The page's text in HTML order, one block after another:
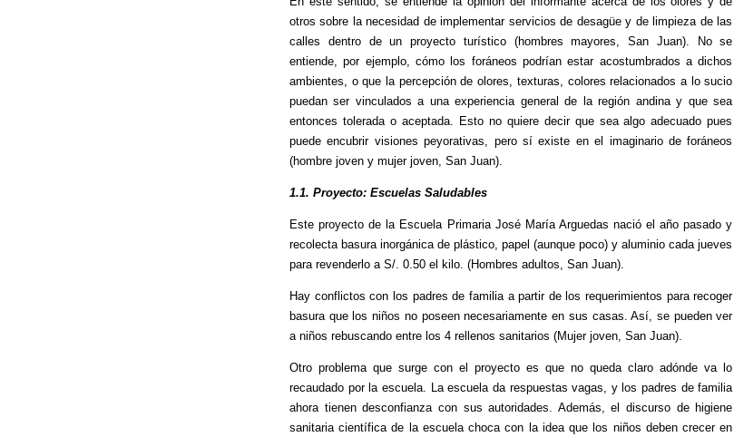
otros sobre la necesidad de implementar servicios de desagüe y de limpieza de las
calles dentro de un proyecto turístico (hombres mayores, San Juan). No se
entiende, por ejemplo, cómo los foráneos podrían estar acostumbrados a dichos
ambientes, o que la percepción de olores, texturas, colores relacionados a lo sucio
puedan ser vinculados a una experiencia general de la región andina y que sea
entonces tolerada o aceptada. Esto no quiere decir que sea algo adecuado pues
puede encubrir visiones peyorativas, pero sí existe en el imaginario de foráneos
(hombre joven y mujer joven, San Juan).
1.1. Proyecto: Escuelas Saludables
Este proyecto de la Escuela Primaria José María Arguedas nació el año pasado y
recolecta basura inorgánica de plástico, papel (aunque poco) y aluminio cada jueves
para revenderlo a S/. 0.50 el kilo. (Hombres adultos, San Juan).
Hay conflictos con los padres de familia a partir de los requerimientos para recoger
basura que los niños no poseen necesariamente en sus casas. Así, se pueden ver
a niños rebuscando entre los 4 rellenos sanitarios (Mujer joven, San Juan).
Otro problema que surge con el proyecto es que no queda claro adónde va lo
recaudado por la escuela. La escuela da respuestas vagas, y los padres de familia
ahora tienen desconfianza con sus autoridades. Además, el discurso de higiene
sanitaria científica de la escuela choca con la idea que los niños deben crecer en